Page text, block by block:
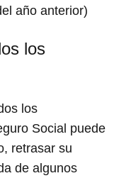
año anterior)
los
los
Social puede
retrasar su
de algunos